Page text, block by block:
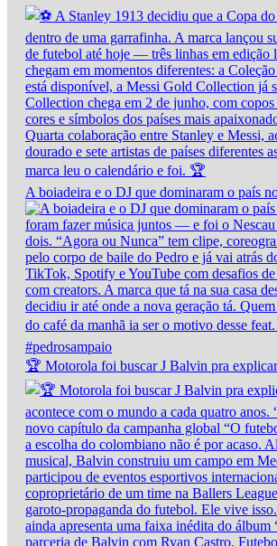
A boiadeira e o DJ que dominaram o país
🏆 Motorola foi buscar J Balvin pra